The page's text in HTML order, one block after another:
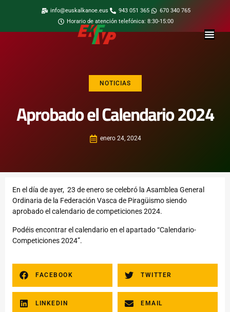
info@euskalkanoe.eus 943 051 365
670 340 765
Horario de atención telefónica: 8:30-15:00
NOTICIAS
Aprobado el Calendario 2024
enero 24, 2024
En el día de ayer, 23 de enero se celebró la Asamblea General
Ordinaria de la Federación Vasca de Piragüismo siendo
aprobado el calendario de competiciones 2024.
Podéis encontrar el calendario en el apartado “Calendario-
Competiciones 2024”.
FACEBOOK TWITTER
LINKEDIN EMAIL